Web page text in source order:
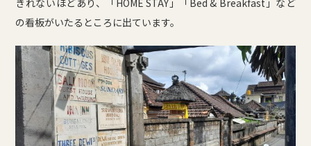
の看板がいたるところに出ています。